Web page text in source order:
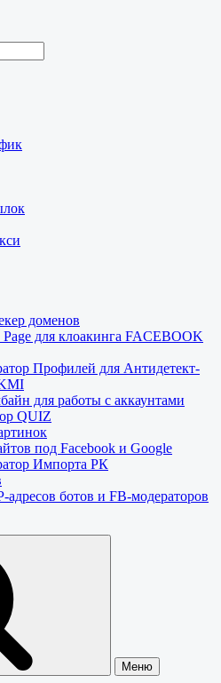
доменов
Page для клоакинга FACEBOOK
Профилей для Антидетект-
для работы с аккаунтами
QUIZ
под Facebook и Google
Импорта РК
адресов ботов и FB-модераторов
Меню